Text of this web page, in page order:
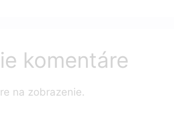
komentáre
na zobrazenie.